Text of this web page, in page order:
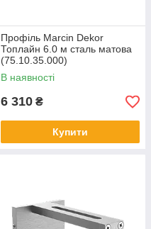
Профіль Marcin Dekor
Топлайн 6.0 м сталь матова
(75.10.35.000)
В наявності
6 310 ₴
Купити